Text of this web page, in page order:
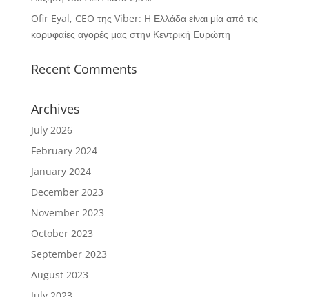
Ofir Eyal, CEO της Viber: Η Ελλάδα είναι μία από τις
κορυφαίες αγορές μας στην Κεντρική Ευρώπη
Recent Comments
Archives
July 2026
February 2024
January 2024
December 2023
November 2023
October 2023
September 2023
August 2023